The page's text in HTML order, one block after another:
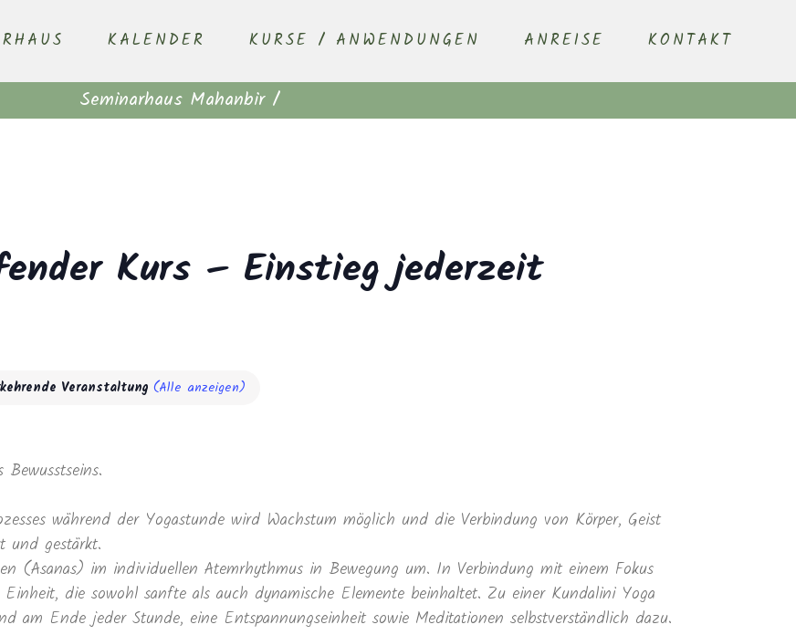
KALENDER KURSE / ANWENDUNGEN ANREISE KONTAKT
Seminarhaus Mahanbir/
Kurs – Einstieg jederzeit
Veranstaltung (Alle anzeigen)
während der Yogastunde wird Wachstum möglich und die Verbindung von Körper, Geist
und gestärkt.
(Asanas) im individuellen Atemrhythmus in Bewegung um. In Verbindung mit einem Fokus
die sowohl sanfte als auch dynamische Elemente beinhaltet. Zu einer Kundalini Yoga
am Ende jeder Stunde, eine Entspannungseinheit sowie Meditationen selbstverständlich dazu.